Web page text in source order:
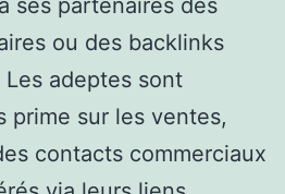
ou des backlinks
adeptes sont
prime sur les ventes,
contacts commerciaux